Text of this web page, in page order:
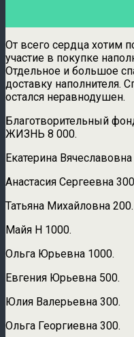
От всего сердца хотим
участие в покупке
Отдельное и большое
доставку наполнителя.
остался неравнодушен.
Благотворительный
ЖИЗНЬ 8 000.
Екатерина Вячеславовна
Анастасия Сергеевна
Татьяна Михайловна 200.
Майя Н 1000.
Ольга Юрьевна 1000.
Евгения Юрьевна 500.
Юлия Валерьевна 300.
Ольга Георгиевна 300.